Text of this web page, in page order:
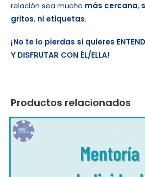
relación sea mucho más cercana,
gritos, ni etiquetas.
¡No te lo pierdas si quieres
Y DISFRUTAR CON ÉL/ELLA!
Productos relacionados